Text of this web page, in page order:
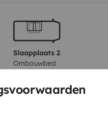
secador de pelo.
fija o convertible en
Incluimos sábanas.
solo en
comodamente gracias a su
Slaapplaats 2
Ombouwbed